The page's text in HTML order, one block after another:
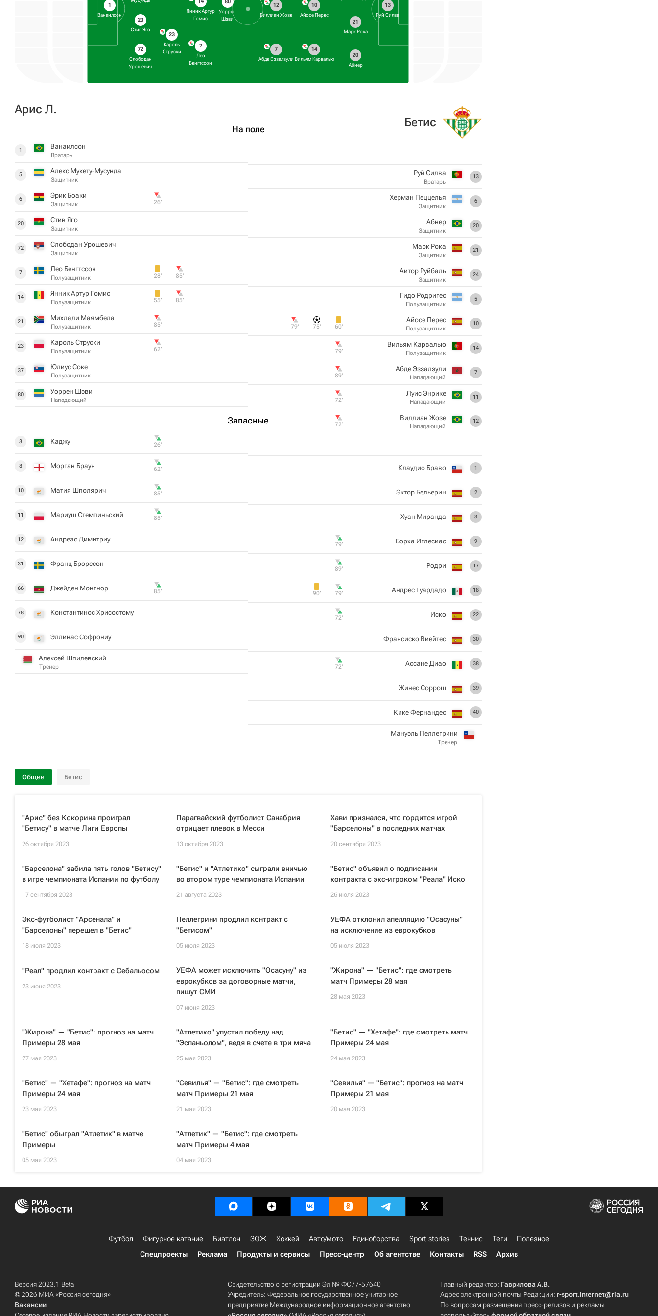
1
Ванаилсон
20
Стив Яго
72
Слободан
Урошевич
23
Кароль
Струски
14
Янник Артур
Гомис
7
Лео
Бенгтссон
80
Уоррен
Шэви
13
Руй Силва
21
Марк Рока
20
Абнер
10
Айосе Перес
14
Вильям Карвалью
12
Виллиан Жозе
7
Абде Эззалзули
Арис Л.
На поле
1 Ванаилсон
Вратарь
5 Алекс Мукету-Мусунда
Защитник
6 Эрик Боаки
Защитник 26‎’‎
20 Стив Яго
Защитник
72 Слободан Урошевич
Защитник
7 Лео Бенгтссон
Полузащитник 28‎’‎ 85‎’‎
14 Янник Артур Гомис
Полузащитник 55‎’‎ 85‎’‎
21 Михлали Маямбела
Полузащитник 85‎’‎
23 Кароль Струски
Полузащитник 62‎’‎
37 Юлиус Соке
Полузащитник
80 Уоррен Шэви
Нападающий
Запасные
3 Каджу 26‎’‎
8 Морган Браун 62‎’‎
10 Матия Шполярич 85‎’‎
11 Мариуш Стемпиньский 85‎’‎
12 Андреас Димитриу
31 Франц Брорссон
66 Джейден Монтнор 85‎’‎
78 Константинос Хрисостому
90 Эллинас Софрониу
Алексей Шпилевский
Тренер
Бетис
13
Руй Силва
Вратарь
6
Херман Пеццелья
Защитник
20
Абнер
Защитник
21
Марк Рока
Защитник
24
Аитор Руйбаль
Защитник
5
Гидо Родригес
Полузащитник
10
Айосе Перес
Полузащитник
60‎’‎
75‎’‎
79‎’‎
14
Вильям Карвалью
Полузащитник
79‎’‎
7
Абде Эззалзули
Нападающий
89‎’‎
11
Луис Энрике
Нападающий
72‎’‎
12
Виллиан Жозе
Нападающий
72‎’‎
1
Клаудио Браво
2
Эктор Бельерин
3
Хуан Миранда
9
Борха Иглесиас
79‎’‎
17
Родри
89‎’‎
18
Андрес Гуардадо
79‎’‎
90‎’‎
22
Иcкo
72‎’‎
30
Франсиско Виейтес
38
Ассане Диао
72‎’‎
39
Жинес Соррош
40
Кике Фернандес
Мануэль Пеллегрини
Тренер
Общее Бетис
"Арис" без Кокорина проиграл
"Бетису" в матче Лиги Европы
26 октября 2023
Парагвайский футболист Санабрия
отрицает плевок в Месси
13 октября 2023
Хави признался, что гордится игрой
"Барселоны" в последних матчах
20 сентября 2023
"Барселона" забила пять голов "Бетису"
в игре чемпионата Испании по футболу
17 сентября 2023
"Бетис" и "Атлетико" сыграли вничью
во втором туре чемпионата Испании
21 августа 2023
"Бетис" объявил о подписании
контракта с экс-игроком "Реала" Иско
26 июля 2023
Экс-футболист "Арсенала" и
"Барселоны" перешел в "Бетис"
18 июля 2023
Пеллегрини продлил контракт с
"Бетисом"
05 июля 2023
УЕФА отклонил апелляцию "Осасуны"
на исключение из еврокубков
05 июля 2023
"Реал" продлил контракт с Себальосом
23 июня 2023
УЕФА может исключить "Осасуну" из
еврокубков за договорные матчи,
пишут СМИ
07 июня 2023
"Жирона" — "Бетис": где смотреть
матч Примеры 28 мая
28 мая 2023
"Жирона" — "Бетис": прогноз на матч
Примеры 28 мая
27 мая 2023
"Атлетико" упустил победу над
"Эспаньолом", ведя в счете в три мяча
25 мая 2023
"Бетис" — "Хетафе": где смотреть матч
Примеры 24 мая
24 мая 2023
"Бетис" — "Хетафе": прогноз на матч
Примеры 24 мая
23 мая 2023
"Севилья" — "Бетис": где смотреть
матч Примеры 21 мая
21 мая 2023
"Севилья" — "Бетис": прогноз на матч
Примеры 21 мая
20 мая 2023
"Бетис" обыграл "Атлетик" в матче
Примеры
05 мая 2023
"Атлетик" — "Бетис": где смотреть
матч Примеры 4 мая
04 мая 2023
Футбол Фигурное катание Биатлон ЗОЖ Хоккей Авто/мото Единоборства Sport stories Теннис Теги
Полезное
Спецпроекты
Реклама Продукты и сервисы Пресс-центр Об агентстве Контакты RSS Архив
Версия 2023.1 Beta
© 2026 МИА «Россия сегодня»
Вакансии
Свидетельство о регистрации Эл № ФС77-57640
Учредитель: Федеральное государственное унитарное
предприятие Международное информационное агентство
Главный редактор: Гаврилова А.В.
Адрес электронной почты Редакции: r-sport.internet@ria.ru
По вопросам размещения пресс-релизов и рекламы